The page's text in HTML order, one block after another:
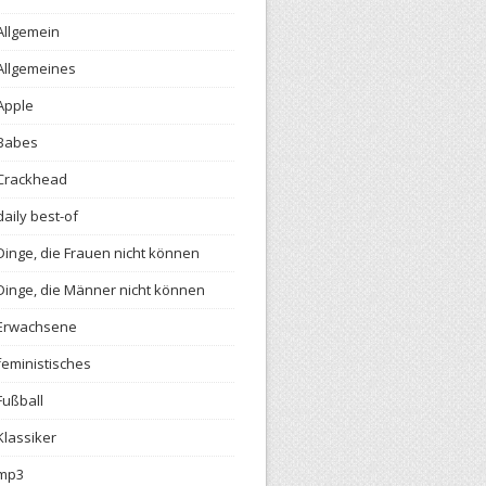
best-of
die Frauen nicht können
die Männer nicht können